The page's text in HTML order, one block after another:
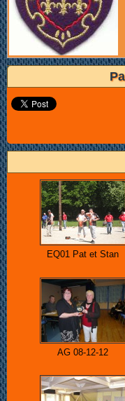
EQ01 Pat et Stan
AG 08-12-12